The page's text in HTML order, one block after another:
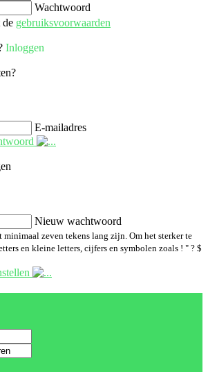
Wachtwoord
de gebruiksvoorwaarden
Inloggen
E-mailadres
Nieuw wachtwoord
zeven tekens lang zijn. Om het sterker te
en kleine letters, cijfers en symbolen zoals ! " ? $